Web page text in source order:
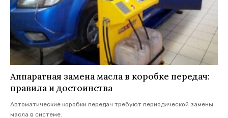
Аппаратная замена масла в коробке передач:
правила и достоинства
Автоматические коробки передач требуют периодической замены
масла в системе.